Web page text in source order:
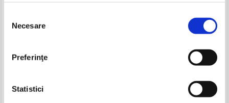
consimțământului
Necesare
Preferinţe
Statistici